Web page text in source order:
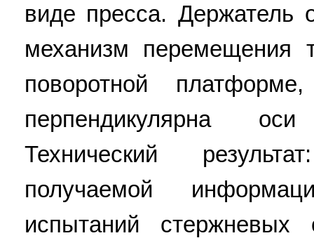
виде пресса. Держатель
механизм перемещения
поворотной
перпендикулярна
Технический
получаемой
испытаний стержневых